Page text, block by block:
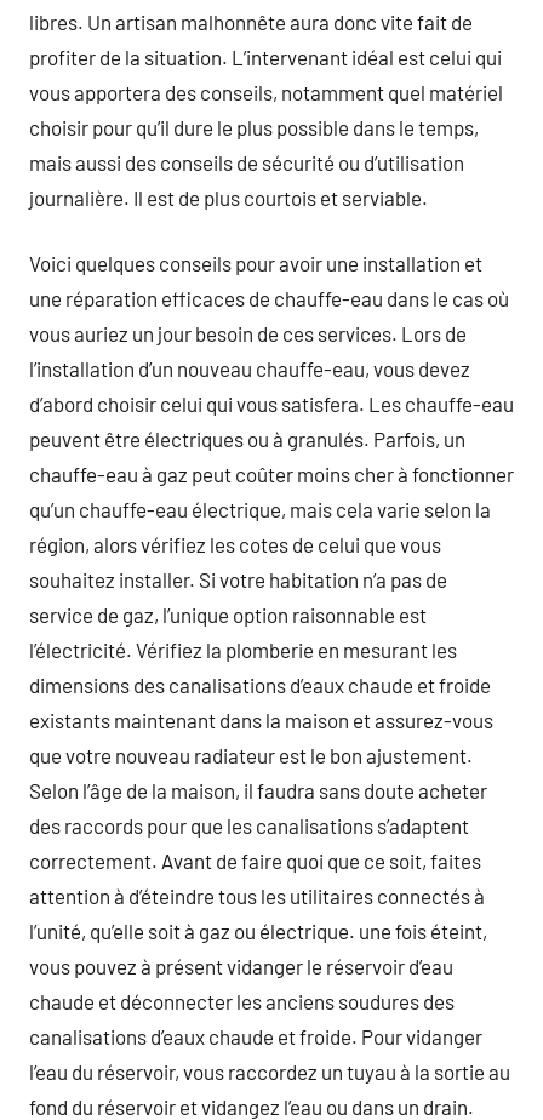
libres. Un artisan malhonnête aura donc vite fait de
profiter de la situation. L’intervenant idéal est celui qui
vous apportera des conseils, notamment quel matériel
choisir pour qu’il dure le plus possible dans le temps,
mais aussi des conseils de sécurité ou d’utilisation
journalière. Il est de plus courtois et serviable.
Voici quelques conseils pour avoir une installation et
une réparation efficaces de chauffe-eau dans le cas où
vous auriez un jour besoin de ces services. Lors de
l’installation d’un nouveau chauffe-eau, vous devez
d’abord choisir celui qui vous satisfera. Les chauffe-eau
peuvent être électriques ou à granulés. Parfois, un
chauffe-eau à gaz peut coûter moins cher à fonctionner
qu’un chauffe-eau électrique, mais cela varie selon la
région, alors vérifiez les cotes de celui que vous
souhaitez installer. Si votre habitation n’a pas de
service de gaz, l’unique option raisonnable est
l’électricité. Vérifiez la plomberie en mesurant les
dimensions des canalisations d’eaux chaude et froide
existants maintenant dans la maison et assurez-vous
que votre nouveau radiateur est le bon ajustement.
Selon l’âge de la maison, il faudra sans doute acheter
des raccords pour que les canalisations s’adaptent
correctement. Avant de faire quoi que ce soit, faites
attention à d’éteindre tous les utilitaires connectés à
l’unité, qu’elle soit à gaz ou électrique. une fois éteint,
vous pouvez à présent vidanger le réservoir d’eau
chaude et déconnecter les anciens soudures des
canalisations d’eaux chaude et froide. Pour vidanger
l’eau du réservoir, vous raccordez un tuyau à la sortie au
fond du réservoir et vidangez l’eau ou dans un drain.